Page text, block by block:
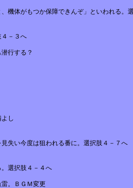
もつか保障できんぞ」といわれる。選
３へ
でも潜行する？
し
今度は狙われる番に。選択肢４－７
択肢４－４へ
。ＢＧＭ変更